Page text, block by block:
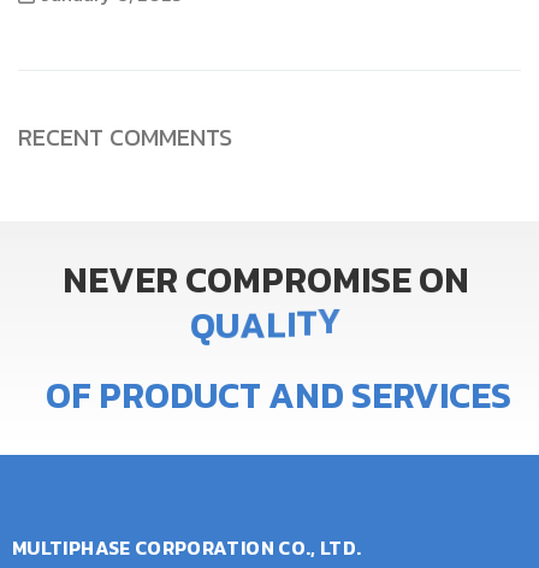
RECENT COMMENTS
NEVERCOMPROMISEON
QUALITY
OF PRODUCTANDSERVICES
MULTIPHASE CORPORATION CO., LTD.